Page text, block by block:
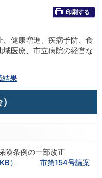
印刷する
健康増進、疾病予防、食
医療、市立病院の経営な
結果
険条例の一部改正
）
市第154号議案